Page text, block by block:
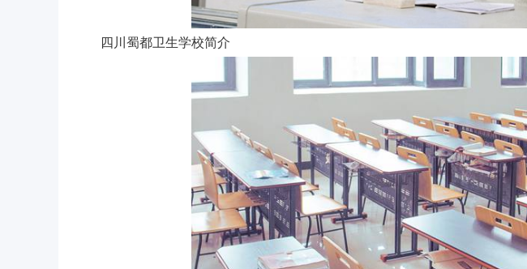
四川蜀都卫生学校简介